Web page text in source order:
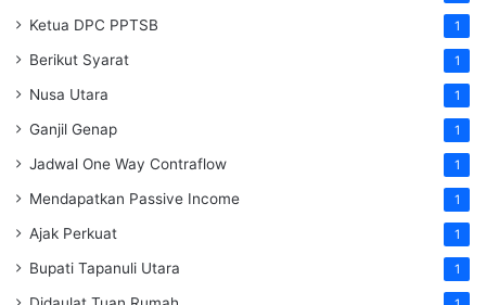
Ketua DPC PPTSB 1
Berikut Syarat 1
Nusa Utara 1
Ganjil Genap 1
Jadwal One Way Contraflow 1
Mendapatkan Passive Income 1
Ajak Perkuat 1
Bupati Tapanuli Utara 1